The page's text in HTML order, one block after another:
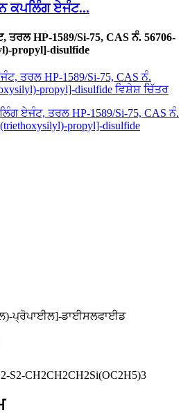
ਕਪਲਿੰਗ ਏਜੰਟ...
HP-1589/Si-75, CAS ਨੰ. 56706-
propyl]-disulfide
ਪ੍ਰੋਪਾਈਲ]-ਡਾਈਸਲਫਾਈਡ
S2-CH2CH2CH2Si(OC2H5)3